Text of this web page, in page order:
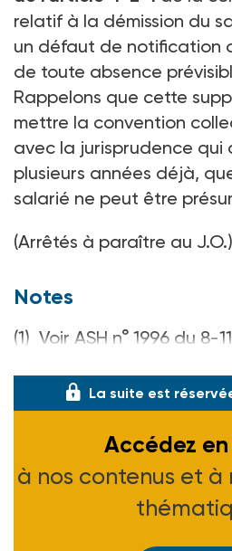
relatif à la démission du
un défaut de notification
de toute absence
Rappelons que cette
mettre la convention
avec la jurisprudence qui
plusieurs années déjà,
salarié ne peut être
(Arrêtés à paraître au J.O.)
Notes
(1) Voir ASH n° 1996 du 8-
La suite est
Accédez
à nos contenus et à